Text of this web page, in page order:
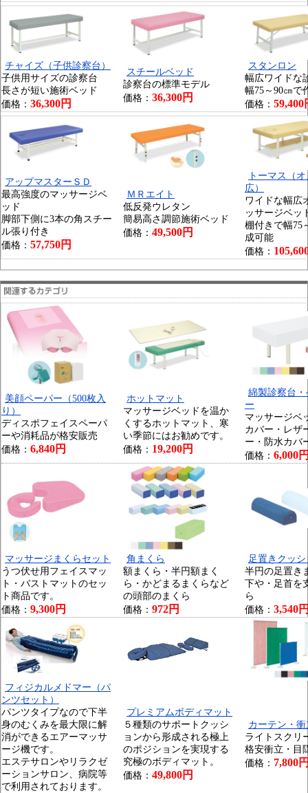
チャイズ（子供診察台）
子供用サイズの診察台
長さが短い施術ベッド
価格： 36,300円
スチールベッド
診察台の標準モデル
価格： 36,300円
スタンロン
幅広ワイドな
幅75～90㎝で
価格： 59,400
アップマスターＳＤ
最高強度のマッサージベ
ッド
脚部下側に3本の角スチー
ル張り付き
価格： 57,750円
ＭＲエイト
低反発ウレタン
簡易高さ調節施術ベッド
価格： 49,500円
トーマス（
広）
ワイドな幅広
ッサージベッ
棚付きで幅75
成可能
価格：
美顔ペーパー（500枚入
り）
ディスポフェイスペーパ
ーや消耗品が格安販売
価格： 6,840円
ホットマット
マッサージベッドを温か
くするホットマット、寒
い季節にはお勧めです。
価格： 19,200円
綿製診察台
ー
マッサージベ
カバー・レザ
ー・防水カバ
価格： 6,000
マッサージまくらセット
うつ伏せ用フェイスマッ
ト・バストマットのセッ
ト商品です。
価格： 9,300円
角まくら
額まくら・半円額まく
ら・かどまるまくらなど
の頭部のまくら
価格： 972円
足置きクッ
半円の足置き
下や・足首を
ら
価格： 3,540
フィジカルメドマー（パ
ンツセット）
パンツタイプなので下半
身のむくみを最大限に解
消ができるエアーマッサ
ージ機です。
エステサロンやリラクゼ
ーションサロン、病院等
で利用されております。
プレミアムボディマット
５種類のサポートクッシ
ョンから形成される極上
のポジションを実現する
究極のボディマット。
価格： 49,800円
カーテン・衝
ライトスクリ
格安衝立・目
価格： 7,800